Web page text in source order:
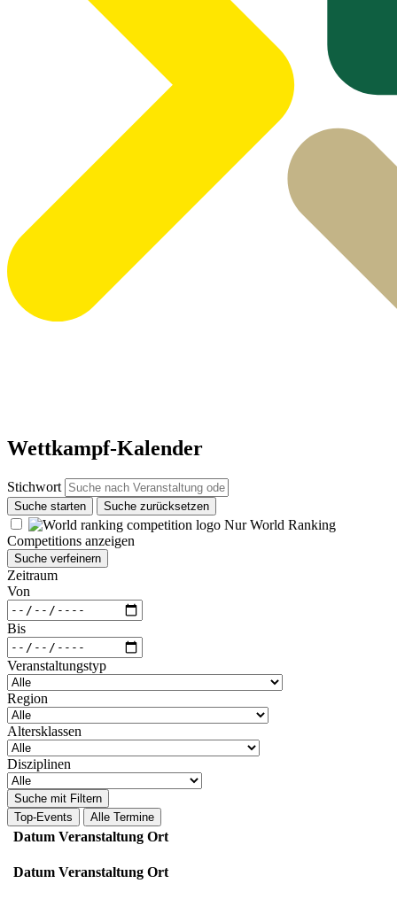
Wettkampf-Kalender
Stichwort
Suche starten Suche zurücksetzen
Nur World Ranking
Competitions anzeigen
Suche verfeinern
Zeitraum
Von
Bis
Veranstaltungstyp
Region
Altersklassen
Disziplinen
Suche mit Filtern
Top-Events
Alle Termine
Datum Veranstaltung Ort
Datum Veranstaltung Ort